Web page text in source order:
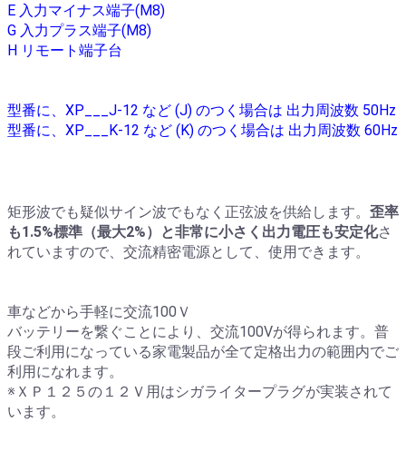
E 入力マイナス端子(M8)
G 入力プラス端子(M8)
H リモート端子台
型番に、XP___J-12 など (J) のつく場合は 出力周波数 50Hz
型番に、XP___K-12 など (K) のつく場合は 出力周波数 60Hz
矩形波でも疑似サイン波でもなく正弦波を供給します。 歪率
も1.5%標準（最大2%）と非常に小さく出力電圧も安定化さ
れていますので、交流精密電源として、使用できます。
車などから手軽に交流100Ｖ
バッテリーを繋ぐことにより、交流100Vが得られます。普
段ご利用になっている家電製品が全て定格出力の範囲内でご
利用になれます。
※ＸＰ１２５の１２Ｖ用はシガライタープラグが実装されて
います。